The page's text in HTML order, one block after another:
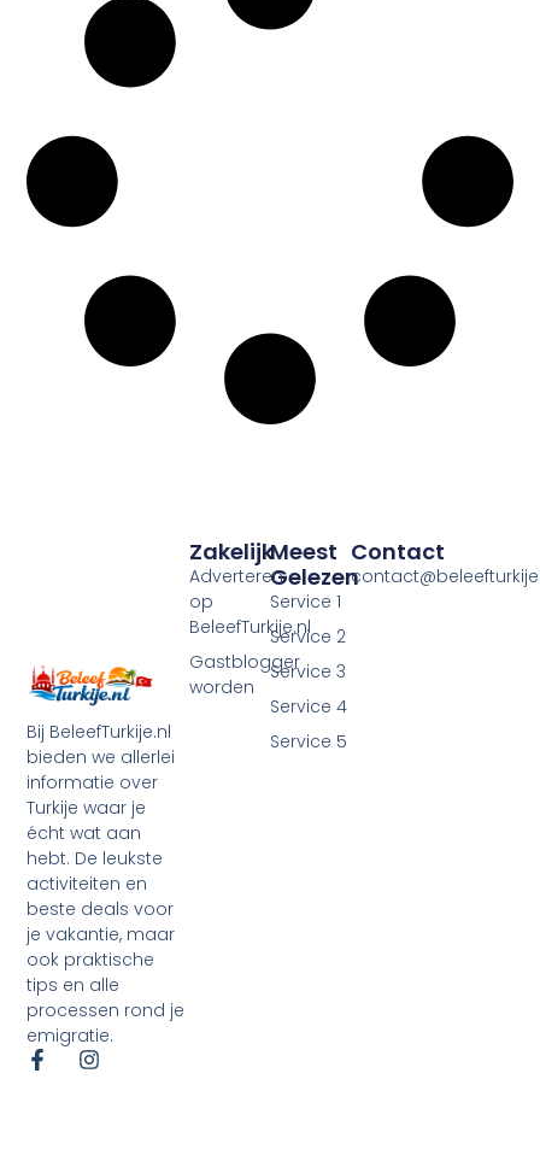
Bij BeleefTurkije.nl
bieden we allerlei
informatie over
Turkije waar je
écht wat aan
hebt. De leukste
activiteiten en
beste deals voor
je vakantie, maar
ook praktische
tips en alle
processen rond je
emigratie.
Meest
Gelezen
Service 1
Service 2
Service 3
Service 4
Service 5
Zakelijk
Adverteren
op
BeleefTurkije.nl
Gastblogger
worden
Contact